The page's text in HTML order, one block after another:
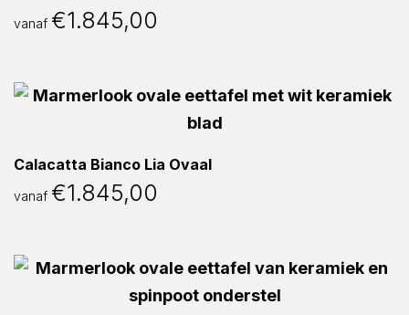
vanaf €1.845,00
Calacatta Bianco Lia Ovaal
vanaf €1.845,00